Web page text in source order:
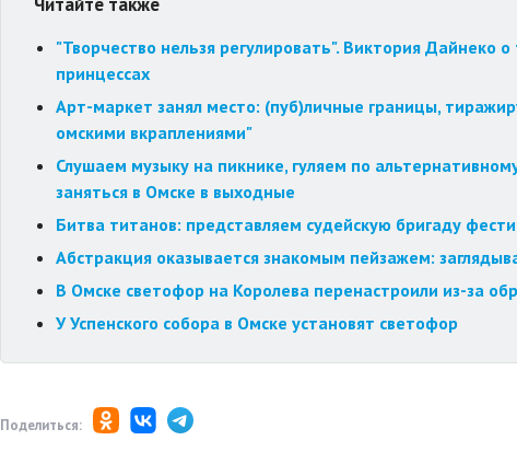
"Творчество нельзя регулировать". Виктория Дайнеко
принцессах
Арт-маркет занял место: (пуб)личные границы,
омскими вкраплениями"
Слушаем музыку на пикнике, гуляем по
заняться в Омске в выходные
Битва титанов: представляем судейскую бригаду
Абстракция оказывается знакомым пейзажем:
В Омске светофор на Королева перенастроили из-за
У Успенского собора в Омске установят светофор
Поделиться: